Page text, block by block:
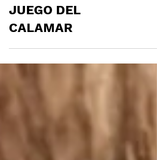
regreso de EL
JUEGO DEL
CALAMAR